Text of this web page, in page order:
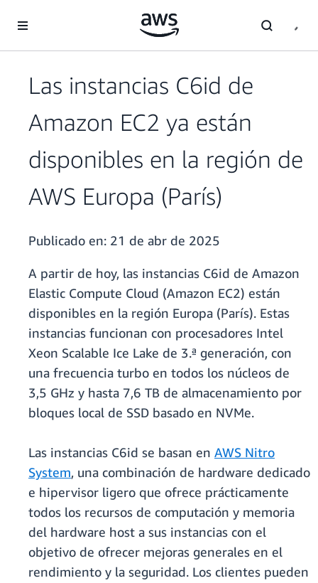
Las instancias C6id de
Amazon EC2 ya están
disponibles en la región de
AWS Europa (París)
Publicado en: 21 de abr de 2025
A partir de hoy, las instancias C6id de Amazon
Elastic Compute Cloud (Amazon EC2) están
disponibles en la región Europa (París). Estas
instancias funcionan con procesadores Intel
Xeon Scalable Ice Lake de 3.ª generación, con
una frecuencia turbo en todos los núcleos de
3,5 GHz y hasta 7,6 TB de almacenamiento por
bloques local de SSD basado en NVMe.
Las instancias C6id se basan en AWS Nitro
System, una combinación de hardware dedicado
e hipervisor ligero que ofrece prácticamente
todos los recursos de computación y memoria
del hardware host a sus instancias con el
objetivo de ofrecer mejoras generales en el
rendimiento y la seguridad. Los clientes pueden